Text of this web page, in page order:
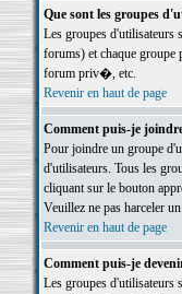
Que sont les groupes
Les groupes d'utilisateurs
forums) et chaque
forum priv�, etc.
Revenir en haut de page
Comment puis-je
Pour joindre un groupe
d'utilisateurs. Tous les
cliquant sur le bouton
Veuillez ne pas harceler
Revenir en haut de page
Comment puis-je
Les groupes